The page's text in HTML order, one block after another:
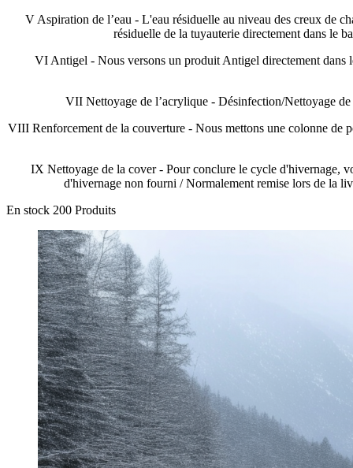
V Aspiration de l’eau - L'eau résiduelle au niveau des creux de
résiduelle de la tuyauterie directement dans le
VI Antigel - Nous versons un produit Antigel directement dans
VII Nettoyage de l’acrylique - Désinfection/Nettoyage
VIII Renforcement de la couverture - Nous mettons une colonne de
IX Nettoyage de la cover - Pour conclure le cycle d'hivernage,
d'hivernage non fourni / Normalement remise lors de la
En stock 200 Produits